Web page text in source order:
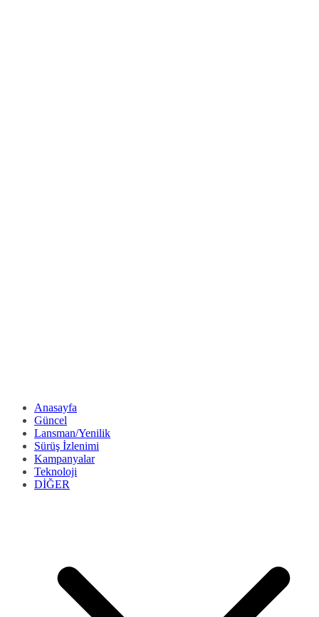
Anasayfa
Güncel
Lansman/Yenilik
Sürüş İzlenimi
Kampanyalar
Teknoloji
DİĞER